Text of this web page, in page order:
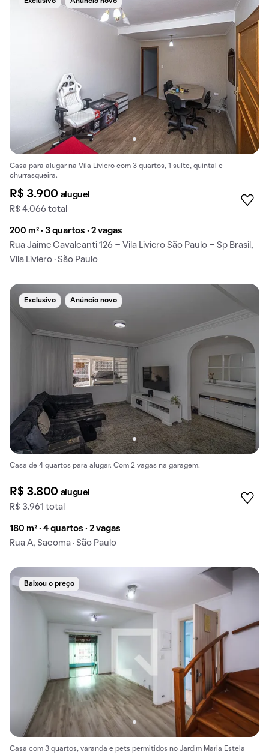
Casa para alugar na Vila Liviero com 3 quartos, 1 suíte, quintal e
churrasqueira.
R$ 3.900 aluguel
R$ 4.066 total
200 m² · 3 quartos · 2 vagas
Rua Jaime Cavalcanti 126 - Vila Liviero São Paulo - Sp Brasil,
Vila Liviero · São Paulo
Exclusivo Anúncio novo
Casa de 4 quartos para alugar. Com 2 vagas na garagem.
R$ 3.800 aluguel
R$ 3.961 total
180 m² · 4 quartos · 2 vagas
Rua A, Sacoma · São Paulo
Baixou o preço
Casa com 3 quartos, varanda e pets permitidos no Jardim Maria Estela